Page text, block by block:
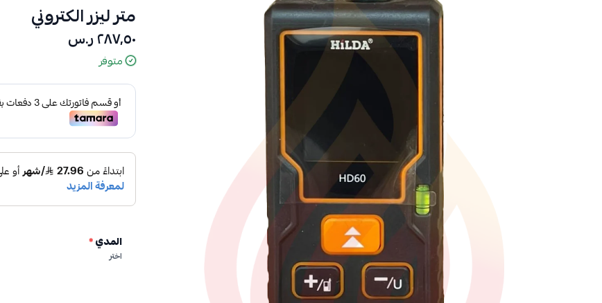
متر ليزر الكتروني
٢٨٧٫٥٠ ر.س
متوفر
المدي*
اختر